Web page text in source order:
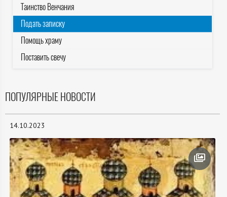
Таинство Венчания
Подать записку
Помощь храму
Поставить свечу
ПОПУЛЯРНЫЕ НОВОСТИ
14.10.2023